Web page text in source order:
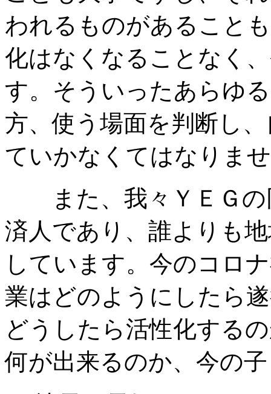
われるものがあること
化はなくなることなく
す。そういったあらゆ
方、使う場面を判断し
ていかなくてはなりま
また、我々ＹＥＧの
済人であり、誰よりも
しています。今のコロ
業はどのようにしたら
どうしたら活性化する
何が出来るのか、今の